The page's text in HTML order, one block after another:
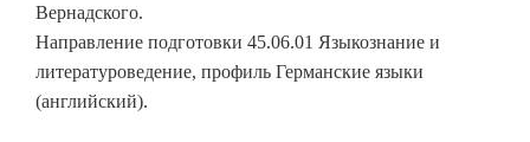
Вернадского.
Направление подготовки 45.06.01 Языкознание и
литературоведение, профиль Германские языки
(английский).